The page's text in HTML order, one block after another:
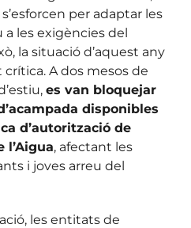
per adaptar les
a les exigències del
la situació d’aquest any
A dos mesos de
es van bloquejar
disponibles
d’autorització de
l’Aigua, afectant les
i joves arreu del
les entitats de